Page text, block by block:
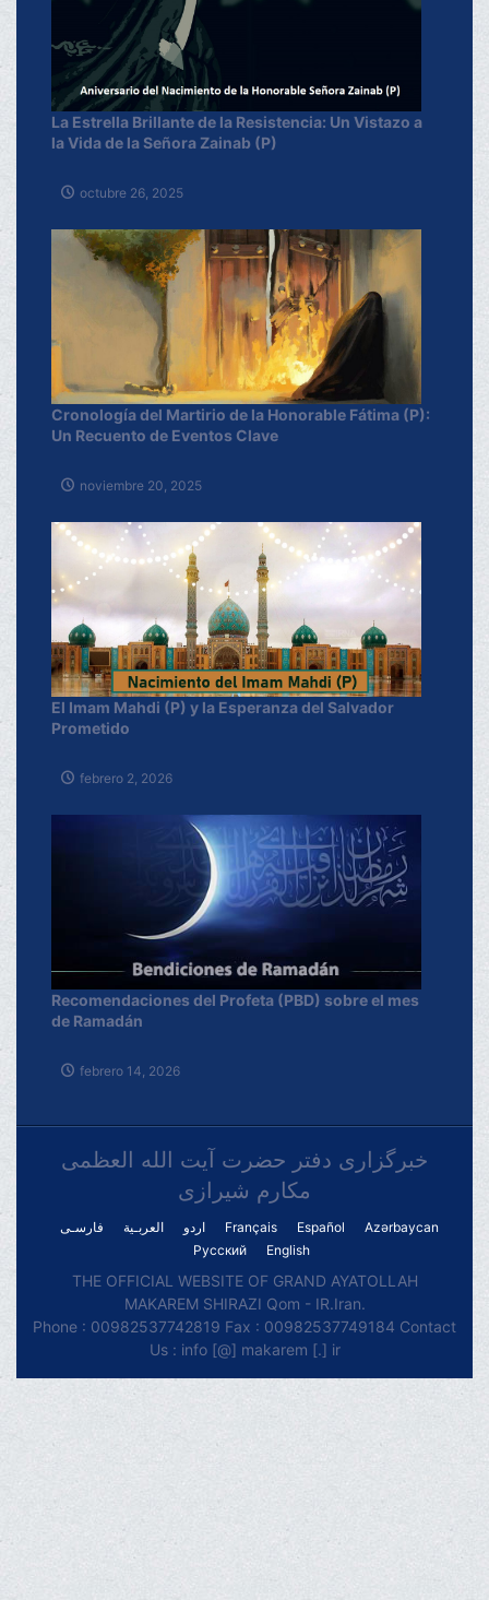
La Estrella Brillante de la Resistencia: Un Vistazo a
la Vida de la Señora Zainab (P)
octubre 26, 2025
Cronología del Martirio de la Honorable Fátima (P):
Un Recuento de Eventos Clave
noviembre 20, 2025
El Imam Mahdi (P) y la Esperanza del Salvador
Prometido
febrero 2, 2026
Recomendaciones del Profeta (PBD) sobre el mes
de Ramadán
febrero 14, 2026
خبرگزاری دفتر حضرت آیت الله العظمی
مکارم شیرازی
فارسـی العربـیة اردو Français Español
Azərbaycan
Русский
English
THE OFFICIAL WEBSITE OF GRAND AYATOLLAH
MAKAREM SHIRAZI Qom - IR.Iran.
Phone : 00982537742819 Fax : 00982537749184 Contact
Us : info [@] makarem [.] ir